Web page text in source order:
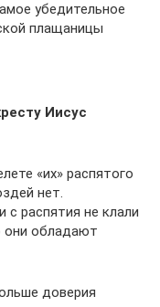
убедительное
плащаницы
Иисус
«их» распятого
нет.
с распятия не клали
они обладают
доверия